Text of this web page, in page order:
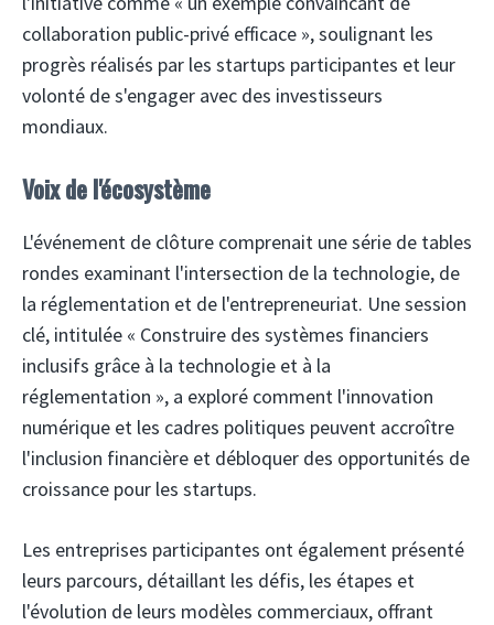
collaboration public-privé efficace », soulignant les
progrès réalisés par les startups participantes et leur
volonté de s'engager avec des investisseurs
mondiaux.
Voix de l'écosystème
L'événement de clôture comprenait une série de tables
rondes examinant l'intersection de la technologie, de
la réglementation et de l'entrepreneuriat. Une session
clé, intitulée « Construire des systèmes financiers
inclusifs grâce à la technologie et à la
réglementation », a exploré comment l'innovation
numérique et les cadres politiques peuvent accroître
l'inclusion financière et débloquer des opportunités de
croissance pour les startups.
Les entreprises participantes ont également présenté
leurs parcours, détaillant les défis, les étapes et
l'évolution de leurs modèles commerciaux, offrant